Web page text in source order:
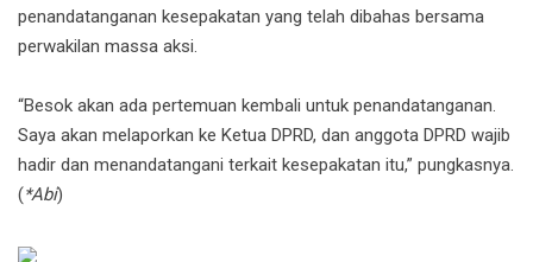
penandatanganan kesepakatan yang telah dibahas bersama
perwakilan massa aksi.
‎“Besok akan ada pertemuan kembali untuk penandatanganan.
Saya akan melaporkan ke Ketua DPRD, dan anggota DPRD wajib
hadir dan menandatangani terkait kesepakatan itu,” pungkasnya.
(*Abi)